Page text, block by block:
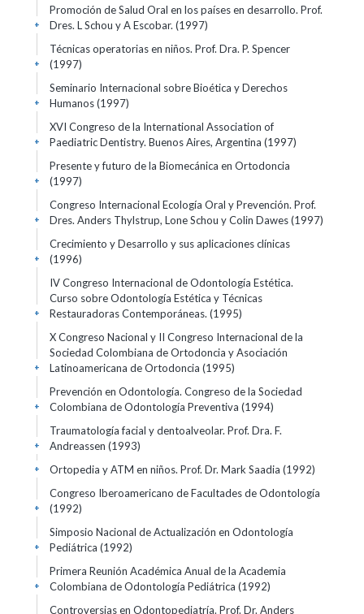
Promoción de Salud Oral en los países en desarrollo. Prof.
Dres. L Schou y A Escobar. (1997)
+
Técnicas operatorias en niños. Prof. Dra. P. Spencer
(1997)
+
Seminario Internacional sobre Bioética y Derechos
Humanos(1997)
+
XVI Congreso de la International Association of
Paediatric Dentistry. Buenos Aires, Argentina (1997)
+
Presente y futuro de la Biomecánica en Ortodoncia
(1997)
+
Congreso Internacional Ecología Oral y Prevención. Prof.
Dres. Anders Thylstrup, Lone Schou y Colin Dawes(1997)
+
Crecimiento y Desarrollo y sus aplicaciones clínicas
(1996)
+
IV Congreso Internacional de Odontología Estética.
Curso sobre Odontología Estética y Técnicas
Restauradoras Contemporáneas. (1995)
+
X Congreso Nacional y II Congreso Internacional de la
Sociedad Colombiana de Ortodoncia y Asociación
Latinoamericana de Ortodoncia (1995)
+
Prevención en Odontología. Congreso de la Sociedad
Colombiana de Odontología Preventiva (1994)
+
Traumatología facial y dentoalveolar. Prof. Dra. F.
Andreassen (1993)
+
Ortopedia y ATM en niños. Prof. Dr. Mark Saadia (1992)
+
Congreso Iberoamericano de Facultades de Odontología
(1992)
+
Simposio Nacional de Actualización en Odontología
Pediátrica (1992)
+
Primera Reunión Académica Anual de la Academia
Colombiana de Odontología Pediátrica (1992)
+
Controversias en Odontopediatría. Prof. Dr. Anders